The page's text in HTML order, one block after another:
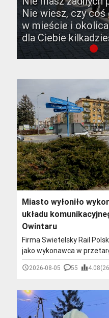
2016-05-12,
Nie wiesz, czy
w mieście i
dla Ciebie
umyślnego
uszczerbku na
pozbawienia
spotkali się kierowcy
wieczór na ulicy
Miasto wyłoniło
układu
Owintaru
Firma Swietelsky Rail
jako wykonawca w
Dróg i Komunikacji w
komunikacyjnego w
podpisanie umowy będzie
miesiącu.
2026-08-05 55